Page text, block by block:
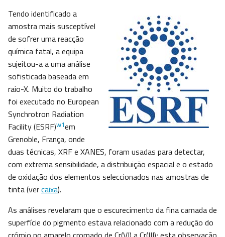
Tendo identificado a
amostra mais susceptível
de sofrer uma reacção
química fatal, a equipa
sujeitou-a a uma análise
sofisticada baseada em
raio-X. Muito do trabalho
foi executado no European
Synchrotron Radiation
Facility (ESRF)w1em
Grenoble, França, onde
duas técnicas, XRF e XANES, foram usadas para detectar,
com extrema sensibilidade, a distribuição espacial e o estado
de oxidação dos elementos seleccionados nas amostras de
tinta (vercaixa).
As análises revelaram que o escurecimento da fina camada de
superfície do pigmento estava relacionado com a redução do